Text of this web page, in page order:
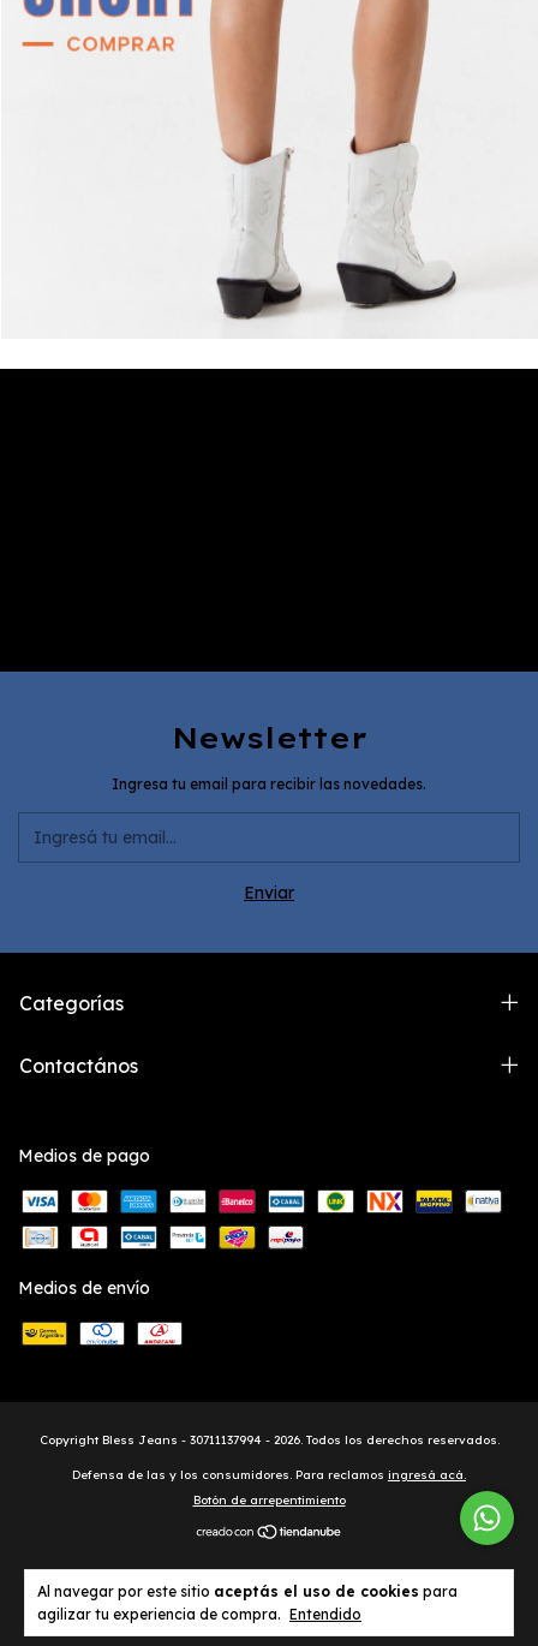
Al navegar por este sitio aceptás el uso de cookies para
agilizar tu experiencia de compra. Entendido
Newsletter
Ingresa tu email para recibir las novedades.
Categorías
Contactános
Medios de pago
Medios de envío
Copyright Bless Jeans - 30711137994 - 2026. Todos los derechos reservados.
Defensa de las y los consumidores. Para reclamos ingresá acá.
Botón de arrepentimiento